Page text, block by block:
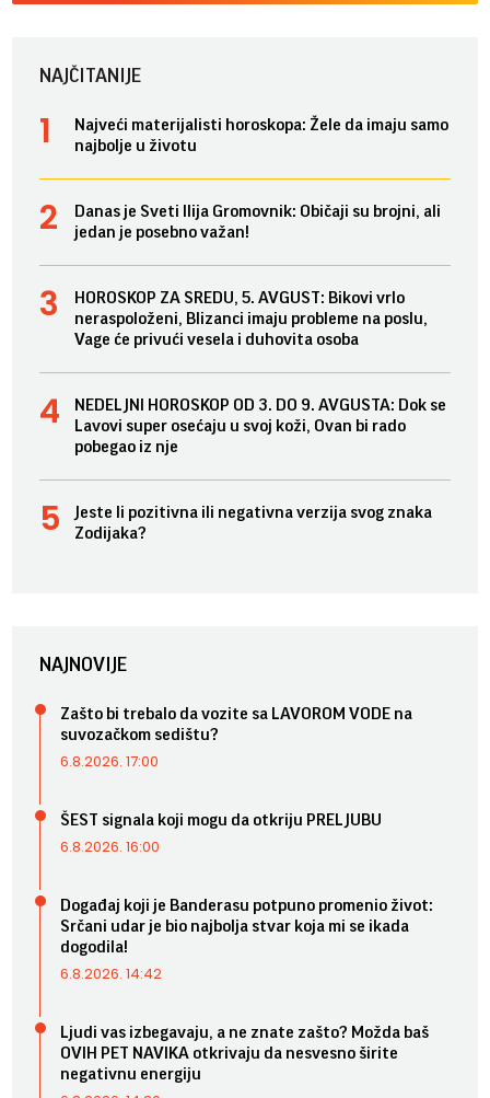
NAJČITANIJE
Najveći materijalisti horoskopa: Žele da imaju samo
najbolje u životu
Danas je Sveti Ilija Gromovnik: Običaji su brojni, ali
jedan je posebno važan!
HOROSKOP ZA SREDU, 5. AVGUST: Bikovi vrlo
neraspoloženi, Blizanci imaju probleme na poslu,
Vage će privući vesela i duhovita osoba
NEDELJNI HOROSKOP OD 3. DO 9. AVGUSTA: Dok se
Lavovi super osećaju u svoj koži, Ovan bi rado
pobegao iz nje
Jeste li pozitivna ili negativna verzija svog znaka
Zodijaka?
NAJNOVIJE
Zašto bi trebalo da vozite sa LAVOROM VODE na
suvozačkom sedištu?
6.8.2026. 17:00
ŠEST signala koji mogu da otkriju PRELJUBU
6.8.2026. 16:00
Događaj koji je Banderasu potpuno promenio život:
Srčani udar je bio najbolja stvar koja mi se ikada
dogodila!
6.8.2026. 14:42
Ljudi vas izbegavaju, a ne znate zašto? Možda baš
OVIH PET NAVIKA otkrivaju da nesvesno širite
negativnu energiju